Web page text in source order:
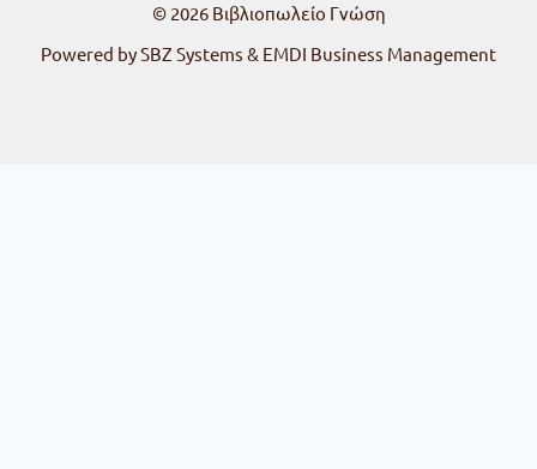
© 2026 Βιβλιοπωλείο Γνώση
Powered by SBZ Systems & EMDI Business Management